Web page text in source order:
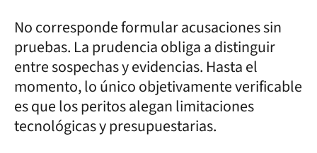
No corresponde formular acusaciones sin
pruebas. La prudencia obliga a distinguir
entre sospechas y evidencias. Hasta el
momento, lo único objetivamente verificable
es que los peritos alegan limitaciones
tecnológicas y presupuestarias.